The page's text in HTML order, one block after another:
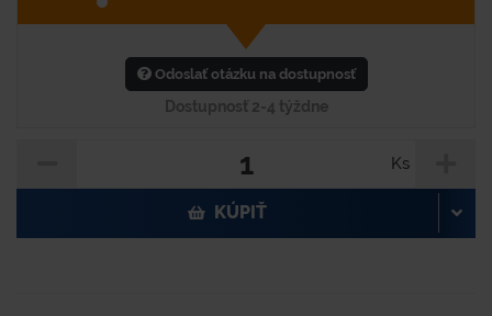
Odoslať otázku na dostupnosť
Dostupnosť 2-4 týždne
Ks
KÚPIŤ